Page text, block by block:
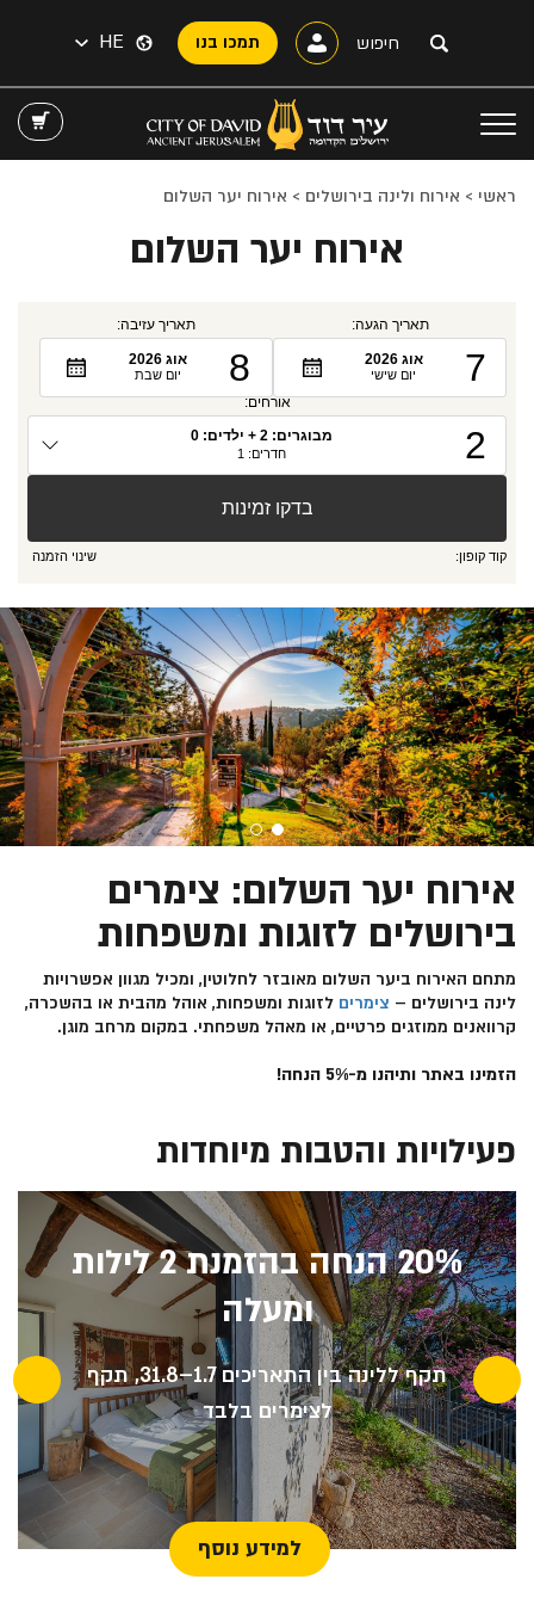
תמכו בנו HE
ראשי > אירוח ולינה בירושלים > אירוח יער השלום
אירוח יער השלום
תאריך הגעה:
7 אוג 2026
יום שישי
תאריך עזיבה:
8 אוג 2026
יום שבת
אורחים:
כמות
2 מבוגרים:2 + ילדים:0
חדרים: 1
קוד קופון: שינוי הזמנה
בדקו זמינות
מידע כללי
אירוח יער השלום: צימרים
בירושלים לזוגות ומשפחות
מתחם האירוח ביער השלום מאובזר לחלוטין, ומכיל מגוון אפשרויות
לינה בירושלים – צימרים לזוגות ומשפחות, אוהל מהבית או בהשכרה,
קרוואנים ממוזגים פרטיים, או מאהל משפחתי. במקום מרחב מוגן.
הזמינו באתר ותיהנו מ-5% הנחה!
פעילויות והטבות מיוחדות
20% הנחה בהזמנת 2 לילות
ומעלה
תקף ללינה בין התאריכים 1.7–31.8, תקף
לצימרים בלבד
למידע נוסף